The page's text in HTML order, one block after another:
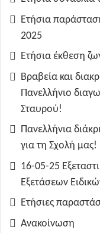
Ετήσια
2025
Ετήσια έκθεση
Βραβεία και
Πανελλήνιο
Σταυρού!
Πανελλήνια
για τη Σχολή μας!
16-05-25
Εξετάσεων
Ετήσιες
Ανακοίνωση